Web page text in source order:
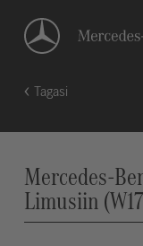
Tagasi
Mercedes-
Limusiin